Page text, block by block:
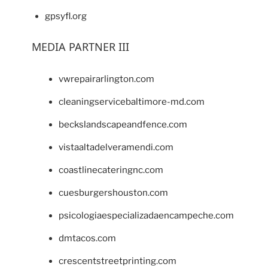
gpsyfl.org
MEDIA PARTNER III
vwrepairarlington.com
cleaningservicebaltimore-md.com
beckslandscapeandfence.com
vistaaltadelveramendi.com
coastlinecateringnc.com
cuesburgershouston.com
psicologiaespecializadaencampeche.com
dmtacos.com
crescentstreetprinting.com